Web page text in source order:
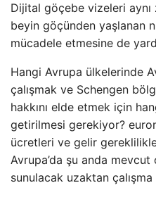
Dijital göçebe vizeleri
beyin göçünden yaşlanan
mücadele etmesine de
Hangi Avrupa ülkelerinde
çalışmak ve Schengen
hakkını elde etmek için
getirilmesi gerekiyor?
ücretleri ve gelir
Avrupa’da şu anda mevcut
sunulacak uzaktan çalışma